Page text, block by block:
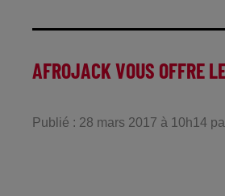
AFROJACK VOUS OFFRE
Publié : 28 mars 2017 à 10h14